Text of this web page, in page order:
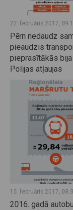
22. februāris 2017,
Pērn nedaudz
pieaudzis
pieprasītākās bija
Polijas atļaujas
15. februāris 2017,
2016. gadā